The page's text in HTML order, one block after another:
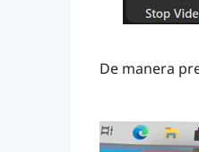
De manera